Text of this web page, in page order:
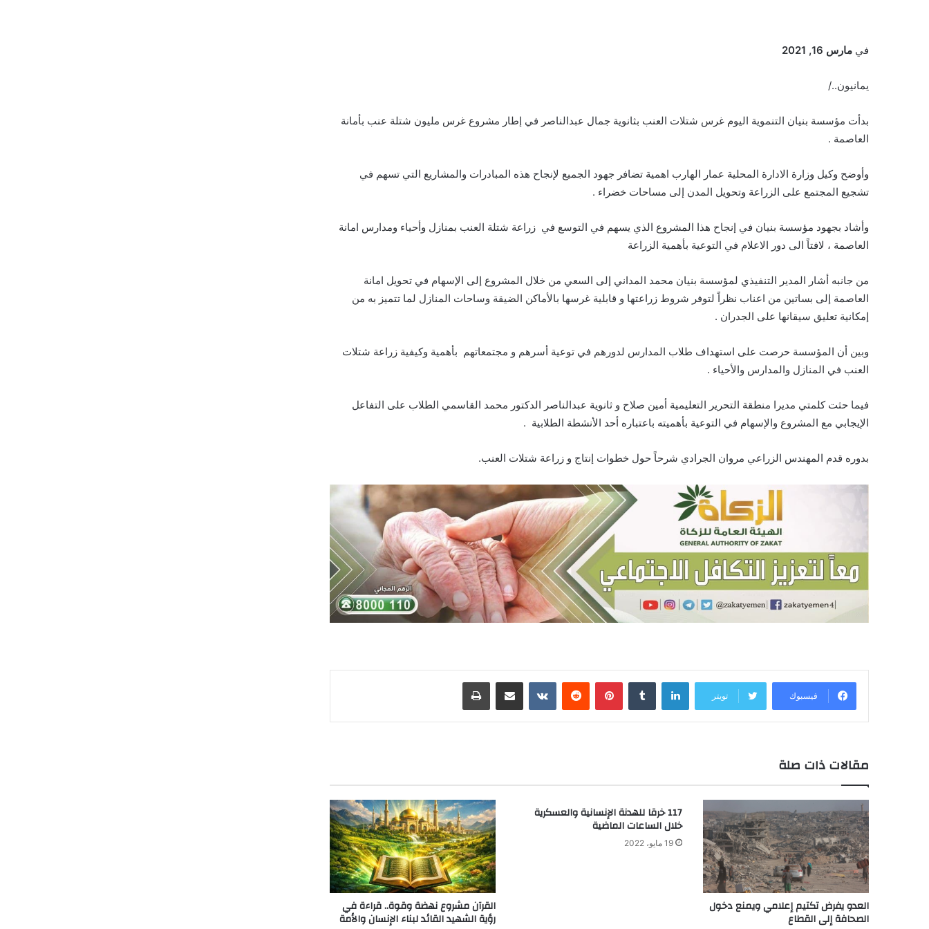
في مارس 16, 2021
يمانيون../
بدأت مؤسسة بنيان التنموية اليوم غرس شتلات العنب بثانوية جمال عبدالناصر في إطار مشروع غرس مليون شتلة عنب بأمانة
العاصمة .
وأوضح وكيل وزارة الادارة المحلية عمار الهارب اهمية تضافر جهود الجميع لإنجاح هذه المبادرات والمشاريع التي تسهم في
تشجيع المجتمع على الزراعة وتحويل المدن إلى مساحات خضراء .
وأشاد بجهود مؤسسة بنيان في إنجاح هذا المشروع الذي يسهم في التوسع في زراعة شتلة العنب بمنازل وأحياء ومدارس امانة
العاصمة ، لافتاً الى دور الاعلام في التوعية بأهمية الزراعة
من جانبه أشار المدير التنفيذي لمؤسسة بنيان محمد المداني إلى السعي من خلال المشروع إلى الإسهام في تحويل امانة
العاصمة إلى بساتين من اعناب نظراً لتوفر شروط زراعتها و قابلية غرسها بالأماكن الضيقة وساحات المنازل لما تتميز به من
إمكانية تعليق سيقانها على الجدران .
وبين أن المؤسسة حرصت على استهداف طلاب المدارس لدورهم في توعية أسرهم و مجتمعاتهم بأهمية وكيفية زراعة شتلات
العنب في المنازل والمدارس والأحياء .
فيما حثت كلمتي مديرا منطقة التحرير التعليمية أمين صلاح و ثانوية عبدالناصر الدكتور محمد القاسمي الطلاب على التفاعل
الإيجابي مع المشروع والإسهام في التوعية بأهميته باعتباره أحد الأنشطة الطلابية .
بدوره قدم المهندس الزراعي مروان الجرادي شرحاً حول خطوات إنتاج و زراعة شتلات العنب.
فيسبوك تويتر
لينكدإن بينتيريست
مقالات ذات صلة
العدو يفرض تكتيم إعلامي ويمنع دخول
الصحافة إلى القطاع
117 خرقا للهدنة الإنسانية والعسكرية
خلال الساعات الماضية
19 مايو، 2022
القرآن مشروع نهضة وقوة.. قراءة في
رؤية الشهيد القائد لبناء الإنسان والأمة